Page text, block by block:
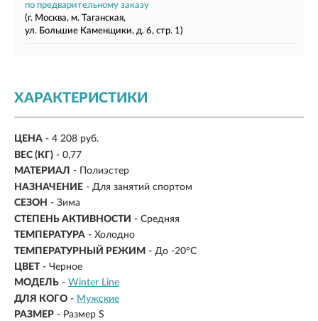
по предварительному заказу
(г. Москва, м. Таганская,
ул. Большие Каменщики, д. 6, стр. 1)
ХАРАКТЕРИСТИКИ
ЦЕНА - 4 208 руб.
ВЕС (КГ) - 0,77
МАТЕРИАЛ -
Полиэстер
НАЗНАЧЕНИЕ - Для занятий спортом
СЕЗОН - Зима
СТЕПЕНЬ АКТИВНОСТИ - Средняя
ТЕМПЕРАТУРА - Холодно
ТЕМПЕРАТУРНЫЙ РЕЖИМ - До -20°C
ЦВЕТ - Черное
МОДЕЛЬ - Winter Line
ДЛЯ КОГО - Мужские
РАЗМЕР - Размер S